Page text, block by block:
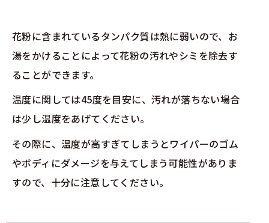
花粉に含まれているタンパク質は熱に弱いので、お
湯をかけることによって花粉の汚れやシミを除去す
ることができます。
温度に関しては45度を目安に、汚れが落ちない場合
は少し温度をあげてください。
その際に、温度が高すぎてしまうとワイパーのゴム
やボディにダメージを与えてしまう可能性がありま
すので、十分に注意してください。